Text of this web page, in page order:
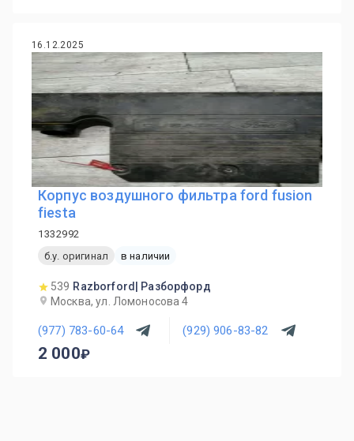
16.12.2025
Корпус воздушного фильтра ford fusion
fiesta
1332992
б.у. оригинал
в наличии
539 Razborford| Разборфорд
Москва, ул. Ломоносова 4
(977) 783-60-64 (929) 906-83-82
2 000